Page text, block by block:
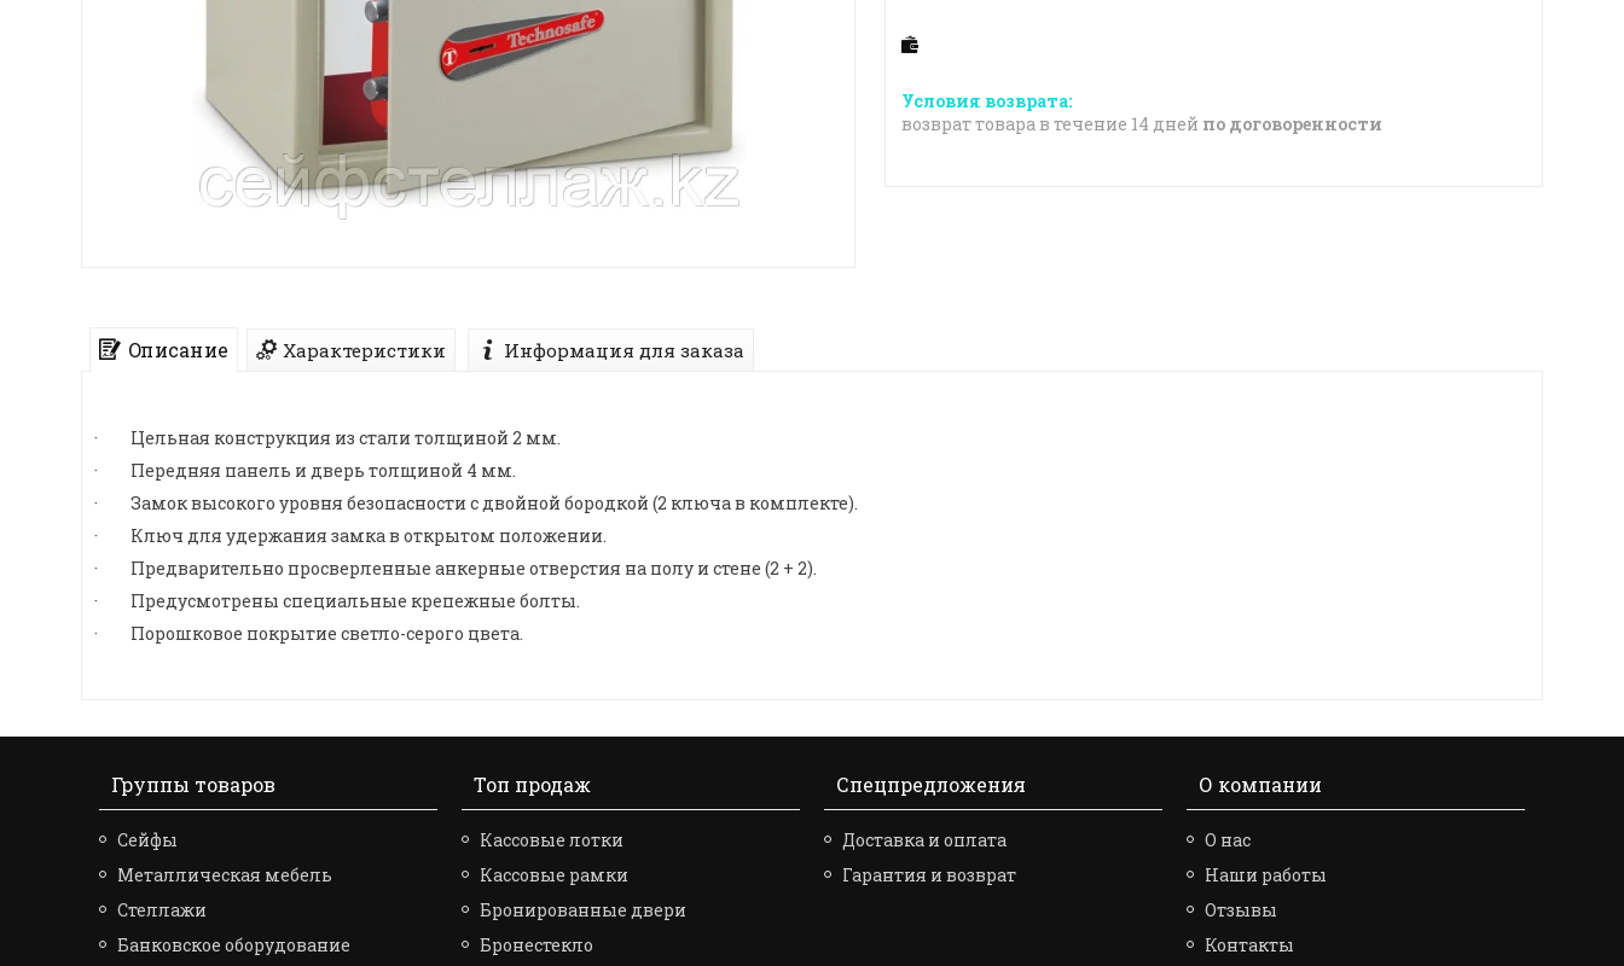
возврат товара в течение 14 дней по договоренности
Описание Характеристики Информация для заказа
· Цельная конструкция из стали толщиной 2 мм.
· Передняя панель и дверь толщиной 4 мм.
· Замок высокого уровня безопасности с двойной бородкой (2 ключа в комплекте).
· Ключ для удержания замка в открытом положении.
· Предварительно просверленные анкерные отверстия на полу и стене (2 + 2).
· Предусмотрены специальные крепежные болты.
· Порошковое покрытие светло-серого цвета.
Группы товаров
Сейфы
Металлическая мебель
Стеллажи
Банковское оборудование
Топ продаж
Кассовые лотки
Кассовые рамки
Бронированные двери
Бронестекло
Спецпредложения
Доставка и оплата
Гарантия и возврат
О компании
О нас
Наши работы
Отзывы
Контакты